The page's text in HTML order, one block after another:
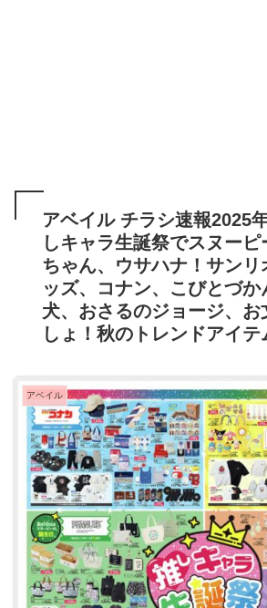
アベイル チラシ速報2025
しキャラ生誕祭でスヌーピ
ちゃん、ウサハナ！サンリ
ッズ、コナン、こびとづか
犬、おさるのジョージ、お
しょ！秋のトレンドアイテ
アベイル